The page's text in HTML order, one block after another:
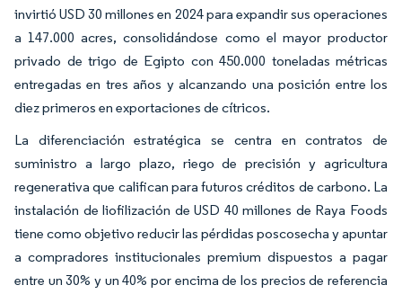
invirtió USD 30 millones en 2024 para expandir sus operaciones
a 147.000 acres, consolidándose como el mayor productor
privado de trigo de Egipto con 450.000 toneladas métricas
entregadas en tres años y alcanzando una posición entre los
diez primeros en exportaciones de cítricos.
La diferenciación estratégica se centra en contratos de
suministro a largo plazo, riego de precisión y agricultura
regenerativa que califican para futuros créditos de carbono. La
instalación de liofilización de USD 40 millones de Raya Foods
tiene como objetivo reducir las pérdidas poscosecha y apuntar
a compradores institucionales premium dispuestos a pagar
entre un 30% y un 40% por encima de los precios de referencia